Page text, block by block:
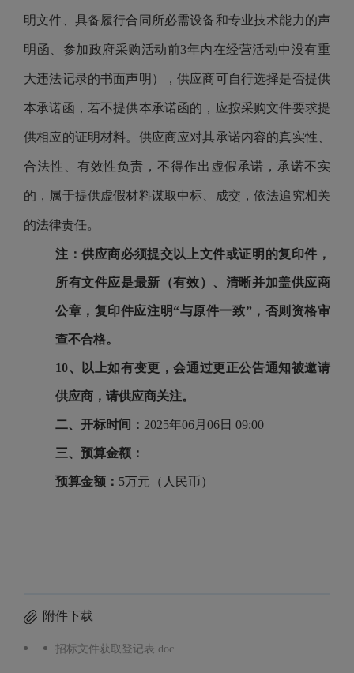
明文件、具备履行合同所必需设备和专业技术能力的声
明函、参加政府采购活动前3年内在经营活动中没有重
大违法记录的书面声明），供应商可自行选择是否提供
本承诺函，若不提供本承诺函的，应按采购文件要求提
供相应的证明材料。供应商应对其承诺内容的真实性、
合法性、有效性负责，不得作出虚假承诺，承诺不实
的，属于提供虚假材料谋取中标、成交，依法追究相关
的法律责任。
注：供应商必须提交以上文件或证明的复印件，
所有文件应是最新（有效）、清晰并加盖供应商
公章，复印件应注明“与原件一致”，否则资格审
查不合格。
10、以上如有变更，会通过更正公告通知被邀请
供应商，请供应商关注。
二、开标时间： 2025年06月06日 09:00
三、预算金额：
预算金额： 5万元（人民币）
附件下载
招标文件获取登记表.doc